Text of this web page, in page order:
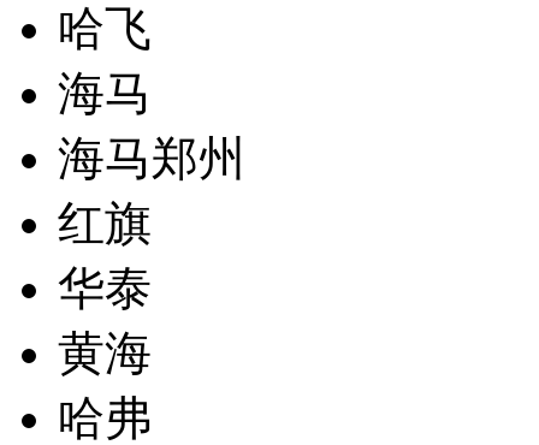
哈飞
海马
海马郑州
红旗
华泰
黄海
哈弗